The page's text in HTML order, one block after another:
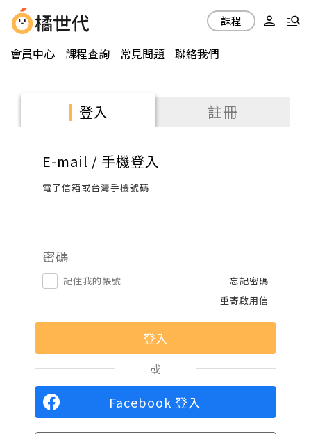
會員中心 課程查詢 常見問題 聯絡我們
課程
登入 註冊
E-mail / 手機登入
電子信箱或台灣手機號碼
密碼
記住我的帳號
忘記密碼
重寄啟用信
或
Facebook 登入